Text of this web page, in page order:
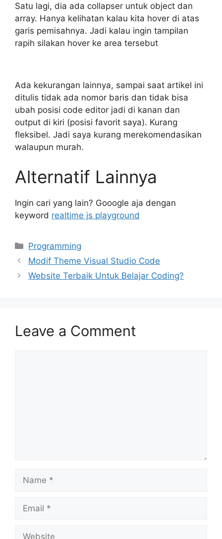
Satu lagi, dia ada collapser untuk object dan
array. Hanya kelihatan kalau kita hover di atas
garis pemisahnya. Jadi kalau ingin tampilan
rapih silakan hover ke area tersebut
Ada kekurangan lainnya, sampai saat artikel ini
ditulis tidak ada nomor baris dan tidak bisa
ubah posisi code editor jadi di kanan dan
output di kiri (posisi favorit saya). Kurang
fleksibel. Jadi saya kurang merekomendasikan
walaupun murah.
Alternatif Lainnya
Ingin cari yang lain? Gooogle aja dengan
keyword realtime js playground
Categories
Programming
Modif Theme Visual Studio Code
Website Terbaik Untuk Belajar Coding?
Leave a Comment